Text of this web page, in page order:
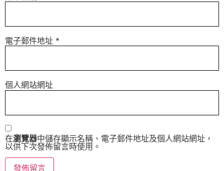
電子郵件地址 *
個人網站網址
在瀏覽器中儲存顯示名稱、電子郵件地址及個人網站網址，
以供下次發佈留言時使用。